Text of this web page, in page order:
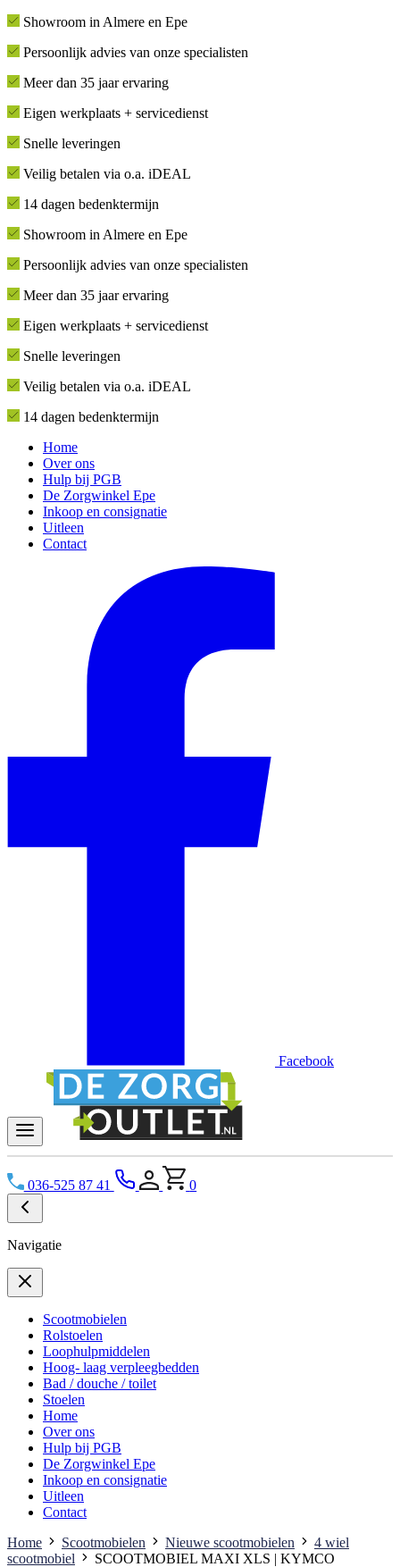
Showroom in Almere en Epe
Persoonlijk advies van onze specialisten
Meer dan 35 jaar ervaring
Eigen werkplaats + servicedienst
Snelle leveringen
Veilig betalen via o.a. iDEAL
14 dagen bedenktermijn
Showroom in Almere en Epe
Persoonlijk advies van onze specialisten
Meer dan 35 jaar ervaring
Eigen werkplaats + servicedienst
Snelle leveringen
Veilig betalen via o.a. iDEAL
14 dagen bedenktermijn
Home
Over ons
Hulp bij PGB
De Zorgwinkel Epe
Inkoop en consignatie
Uitleen
Contact
Facebook
036-525 87 41 0
Navigatie
Scootmobielen
Rolstoelen
Loophulpmiddelen
Hoog- laag verpleegbedden
Bad / douche / toilet
Stoelen
Home
Over ons
Hulp bij PGB
De Zorgwinkel Epe
Inkoop en consignatie
Uitleen
Contact
Home
Scootmobielen Nieuwe scootmobielen
4 wiel
scootmobiel
SCOOTMOBIEL MAXI XLS | KYMCO